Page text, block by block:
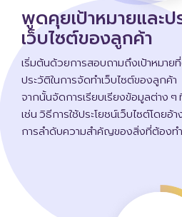
พูดคุยเป้าหมายและป
เว็บไซต์ของลูกค้า
เริ่มต้นด้วยการสอบถามถึงเป้าหมายที่
ประวัติในการจัดทำเว็บไซต์ของลูกค้า
จากนั้นจัดการเรียบเรียงข้อมูลต่าง ๆ
เช่น วิธีการใช้ประโยชน์เว็บไซต์โดยอ้
การลำดับความสำคัญของสิ่งที่ต้องท